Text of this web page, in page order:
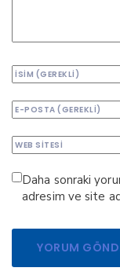
Daha sonraki
adresim ve site